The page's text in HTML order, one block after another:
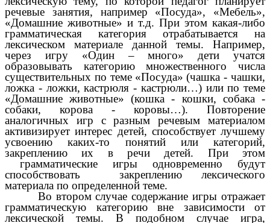
речевые занятия, например «Посуда», «Мебель»,
«Домашние животные» и т.д. При этом какая-либо
грамматическая категория отрабатывается на
лексическом материале данной темы. Например,
через игру «Один – много» дети учатся
образовывать категорию множественного числа
существительных по теме «Посуда» (чашка - чашки,
ложка - ложки, кастрюля - кастрюли…) или по теме
«Домашние животные» (кошка - кошки, собака -
собаки, корова - коровы…). Повторение
аналогичных игр с разным речевым материалом
активизирует интерес детей, способствует лучшему
усвоению каких-то понятий или категорий,
закреплению их в речи детей. При этом
грамматические игры одновременно будут
способствовать закреплению лексического
материала по определенной теме.
Во втором случае содержание игры отражает
грамматическую категорию вне зависимости от
лексической темы. В подобном случае игра,